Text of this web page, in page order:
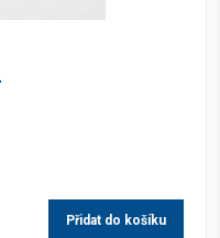
Přidat do košíku